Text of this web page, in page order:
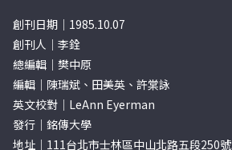
創刊日期｜1985.10.07
創刊人｜李銓
總編輯｜樊中原
編輯｜陳瑞斌、田美英、許棠詠
英文校對｜LeAnn Eyerman
發行｜銘傳大學
地址｜111台北市士林區中山北路五段250號